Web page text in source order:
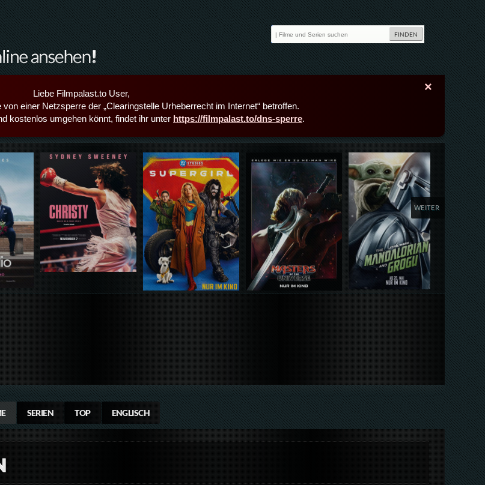
×
Liebe Filmpalast.to User,
einer Netzsperre der „Clearingstelle Urheberrecht im Internet“ betroffen.
kostenlos umgehen könnt, findet ihr unter https://filmpalast.to/dns-sperre.
Details,Play Details,Play Details,Play Details,Play
WEITER
SERIEN TOP ENGLISCH